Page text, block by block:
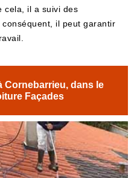
cela, il a suivi des
il peut garantir
Cornebarrieu, dans le
Façades